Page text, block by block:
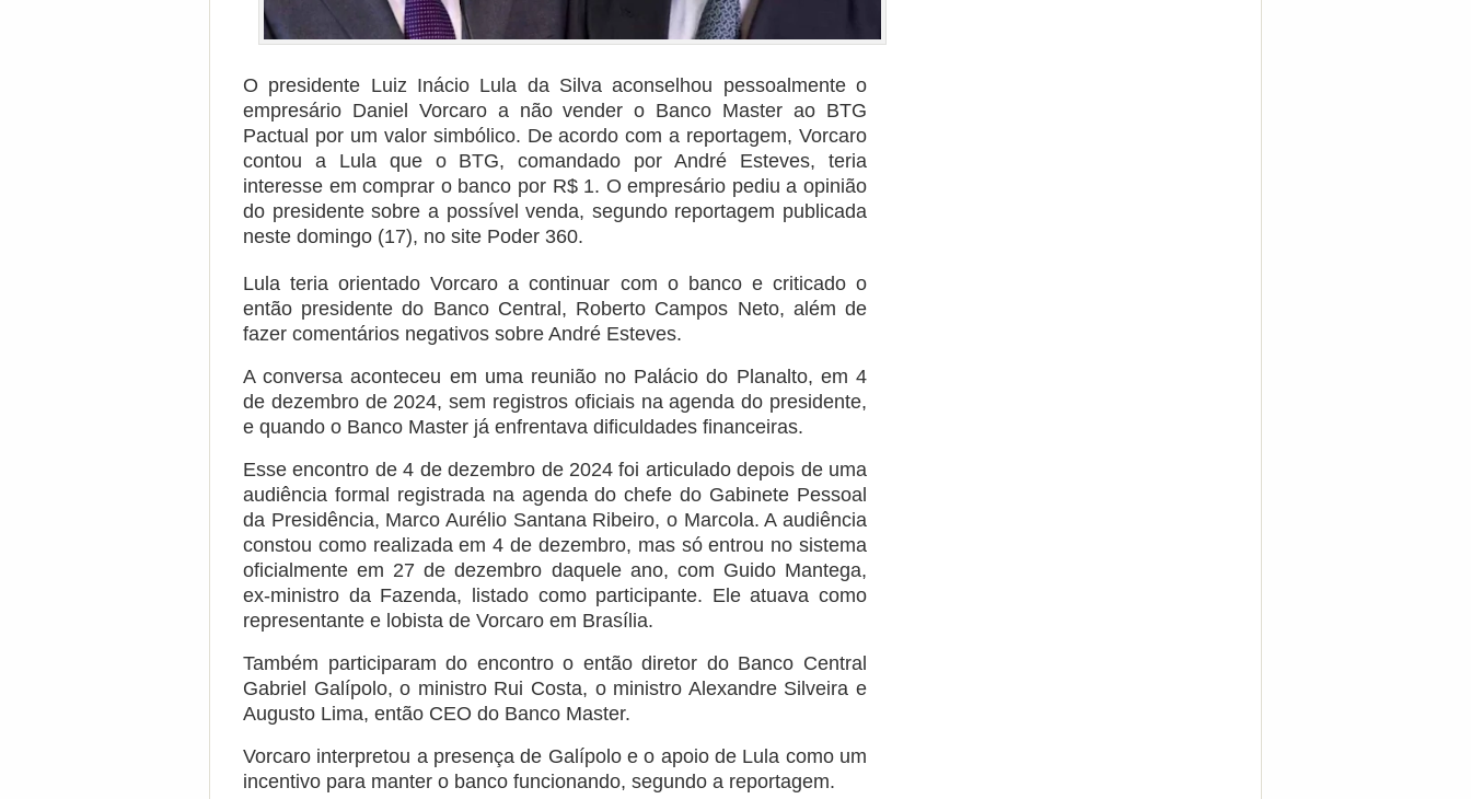
O presidente Luiz Inácio Lula da Silva aconselhou pessoalmente o
empresário Daniel Vorcaro a não vender o Banco Master ao BTG
Pactual por um valor simbólico. De acordo com a reportagem, Vorcaro
contou a Lula que o BTG, comandado por André Esteves, teria
interesse em comprar o banco por R$ 1. O empresário pediu a opinião
do presidente sobre a possível venda, segundo reportagem publicada
neste domingo (17), no site Poder 360.
Lula teria orientado Vorcaro a continuar com o banco e criticado o
então presidente do Banco Central, Roberto Campos Neto, além de
fazer comentários negativos sobre André Esteves.
A conversa aconteceu em uma reunião no Palácio do Planalto, em 4
de dezembro de 2024, sem registros oficiais na agenda do presidente,
e quando o Banco Master já enfrentava dificuldades financeiras.
Esse encontro de 4 de dezembro de 2024 foi articulado depois de uma
audiência formal registrada na agenda do chefe do Gabinete Pessoal
da Presidência, Marco Aurélio Santana Ribeiro, o Marcola. A audiência
constou como realizada em 4 de dezembro, mas só entrou no sistema
oficialmente em 27 de dezembro daquele ano, com Guido Mantega,
ex-ministro da Fazenda, listado como participante. Ele atuava como
representante e lobista de Vorcaro em Brasília.
Também participaram do encontro o então diretor do Banco Central
Gabriel Galípolo, o ministro Rui Costa, o ministro Alexandre Silveira e
Augusto Lima, então CEO do Banco Master.
Vorcaro interpretou a presença de Galípolo e o apoio de Lula como um
incentivo para manter o banco funcionando, segundo a reportagem.